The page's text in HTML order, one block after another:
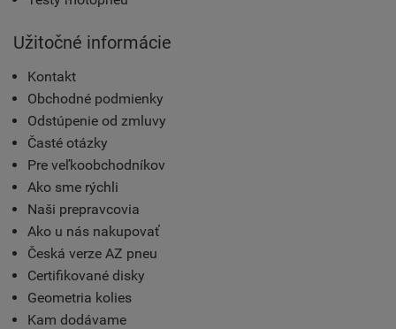
Užitočné informácie
Kontakt
Obchodné podmienky
Odstúpenie od zmluvy
Časté otázky
Pre veľkoobchodníkov
Ako sme rýchli
Naši prepravcovia
Ako u nás nakupovať
Česká verze AZ pneu
Certifikované disky
Geometria kolies
Kam dodávame